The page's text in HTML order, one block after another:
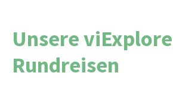
Unsere
Rundreisen